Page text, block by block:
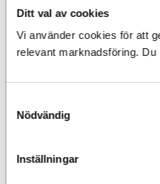
Ditt val av cookies
Vi använder cookies för att
relevant marknadsföring.
Nödvändig
Inställningar